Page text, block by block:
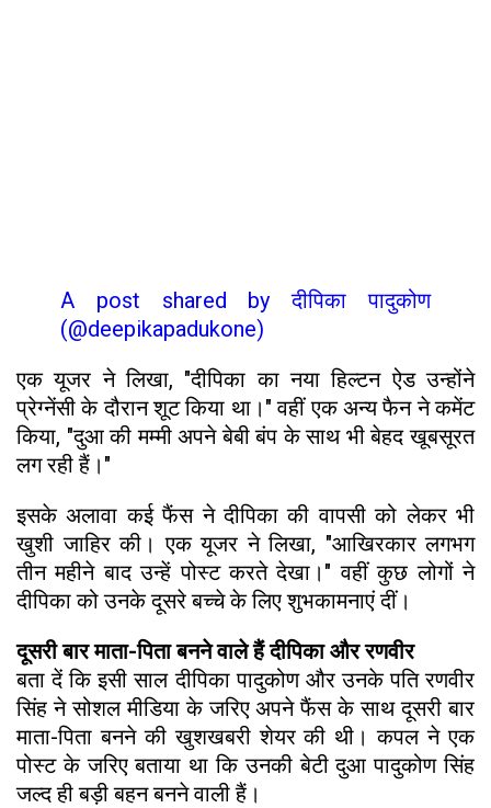
A post shared by दीपिका पादुकोण
(@deepikapadukone)
एक यूजर ने लिखा, "दीपिका का नया हिल्टन ऐड उन्होंने
प्रेग्नेंसी के दौरान शूट किया था।" वहीं एक अन्य फैन ने कमेंट
किया, "दुआ की मम्मी अपने बेबी बंप के साथ भी बेहद खूबसूरत
लग रही हैं।"
इसके अलावा कई फैंस ने दीपिका की वापसी को लेकर भी
खुशी जाहिर की। एक यूजर ने लिखा, "आखिरकार लगभग
तीन महीने बाद उन्हें पोस्ट करते देखा।" वहीं कुछ लोगों ने
दीपिका को उनके दूसरे बच्चे के लिए शुभकामनाएं दीं।
दूसरी बार माता-पिता बनने वाले हैं दीपिका और रणवीर
बता दें कि इसी साल दीपिका पादुकोण और उनके पति रणवीर
सिंह ने सोशल मीडिया के जरिए अपने फैंस के साथ दूसरी बार
माता-पिता बनने की खुशखबरी शेयर की थी। कपल ने एक
पोस्ट के जरिए बताया था कि उनकी बेटी दुआ पादुकोण सिंह
जल्द ही बड़ी बहन बनने वाली हैं।